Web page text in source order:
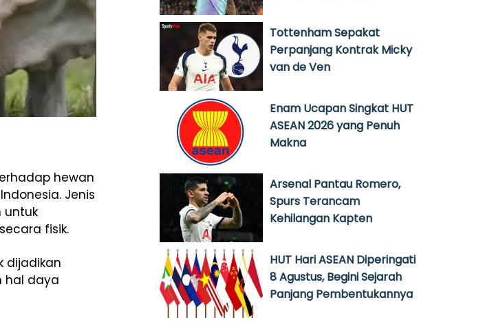
hewan
Jenis
untuk
fisik.
dijadikan
hal daya
Tottenham Sepakat
Perpanjang Kontrak Micky
van de Ven
Enam Ucapan Singkat HUT
ASEAN 2026 yang Penuh
Makna
Arsenal Pantau Romero,
Spurs Terancam
Kehilangan Kapten
HUT Hari ASEAN Diperingati
8 Agustus, Begini Sejarah
Panjang Pembentukannya